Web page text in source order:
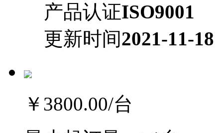
产品认证ISO9001
更新时间2021-11-18
￥3800.00/台